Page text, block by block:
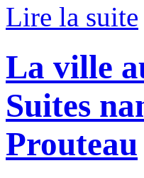
Lire la suite
La ville
Suites
Prouteau